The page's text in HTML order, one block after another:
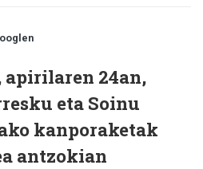
24an,
eta Soinu
kanporaketak
antzokian